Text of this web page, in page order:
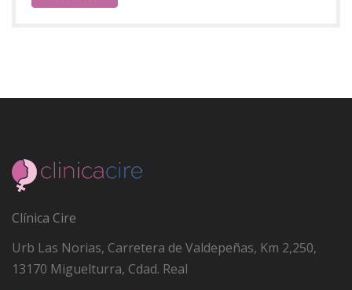
Clínica Cire
Urb Las Norias, Carretera de Valdepeñas, Km 2,250,
13170 Miguelturra, Cdad. Real